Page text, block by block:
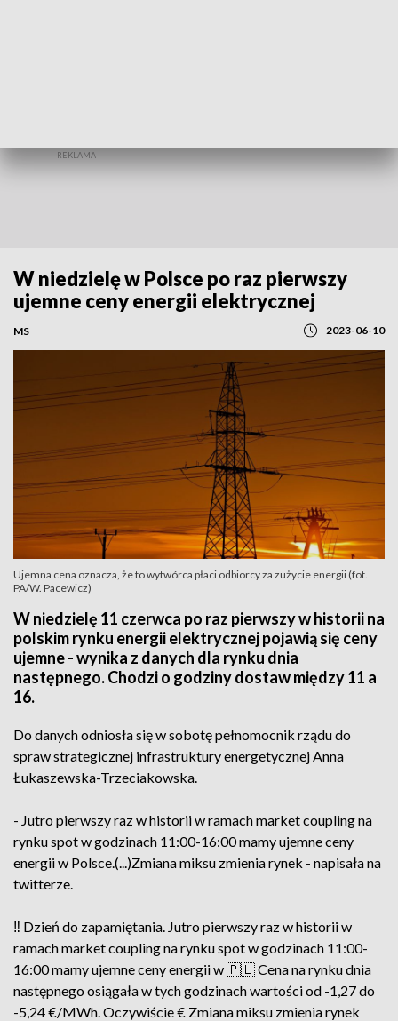
W niedzielę w Polsce po raz pierwszy
ujemne ceny energii elektrycznej
MS 2023-06-10
Ujemna cena oznacza, że to wytwórca płaci odbiorcy za zużycie energii (fot.
PA/W. Pacewicz)
W niedzielę 11 czerwca po raz pierwszy w historii na
polskim rynku energii elektrycznej pojawią się ceny
ujemne - wynika z danych dla rynku dnia
następnego. Chodzi o godziny dostaw między 11 a
16.
Do danych odniosła się w sobotę pełnomocnik rządu do
spraw strategicznej infrastruktury energetycznej Anna
Łukaszewska-Trzeciakowska.
- Jutro pierwszy raz w historii w ramach market coupling na
rynku spot w godzinach 11:00-16:00 mamy ujemne ceny
energii w Polsce.(...)Zmiana miksu zmienia rynek - napisała na
twitterze.
‼️ Dzień do zapamiętania. Jutro pierwszy raz w historii w
ramach market coupling na rynku spot w godzinach 11:00-
16:00 mamy ujemne ceny energii w 🇵🇱 Cena na rynku dnia
następnego osiągała w tych godzinach wartości od -1,27 do
-5,24 €/MWh. Oczywiście € Zmiana miksu zmienia rynek